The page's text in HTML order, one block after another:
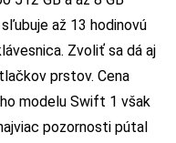
až 13 hodinovú
Zvoliť sa dá aj
prstov. Cena
modelu Swift 1 však
pozornosti pútal